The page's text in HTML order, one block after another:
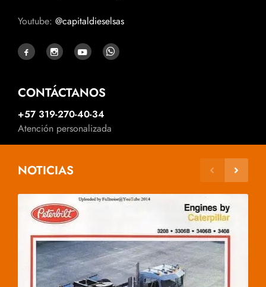
Youtube: @capitaldieselsas
CONTÁCTANOS
+57 319-270-40-34
Atención personalizada
NOTICIAS